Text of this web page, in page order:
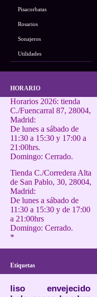
Pisacorbatas
Rosarios
Sonajeros
Utilidades
HORARIO
Horarios 2026: tienda
C./Fuencarral 87, 28004,
Madrid:
De lunes a sábado de
11:30 a 15:30 y 17:00 a
21:00hrs.
Domingo: Cerrado.
Tienda C./Corredera Alta
de San Pablo, 30, 28004,
Madrid:
De lunes a sábado de
11:30 a 15:30 y de 17:00
a 21:00hrs
Domingo: Cerrado.
*
Etiquetas
liso
envejecido